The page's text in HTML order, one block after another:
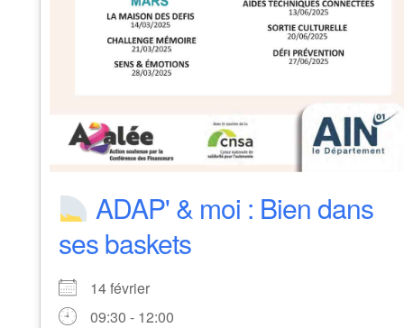
ADAP' & moi : Bien dans
ses baskets
14 février
09:30 - 12:00